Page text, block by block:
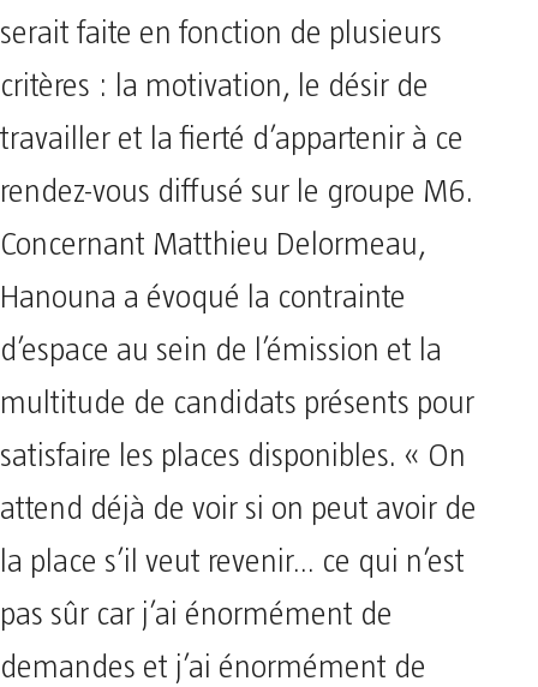
serait faite en fonction de plusieurs
critères : la motivation, le désir de
travailler et la fierté d’appartenir à ce
rendez-vous diffusé sur le groupe M6.
Concernant Matthieu Delormeau,
Hanouna a évoqué la contrainte
d’espace au sein de l’émission et la
multitude de candidats présents pour
satisfaire les places disponibles. « On
attend déjà de voir si on peut avoir de
la place s’il veut revenir… ce qui n’est
pas sûr car j’ai énormément de
demandes et j’ai énormément de